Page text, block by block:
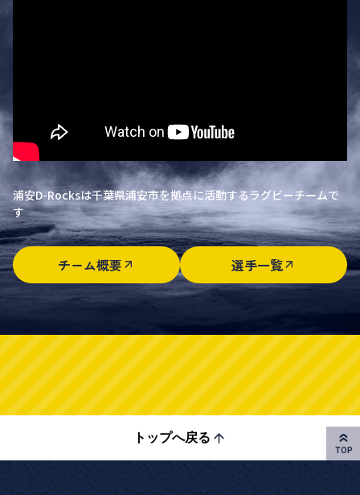
浦安D-Rocksは千葉県浦安市を拠点に活動するラグビーチームで
す
チーム概要 選手一覧
トップへ戻る